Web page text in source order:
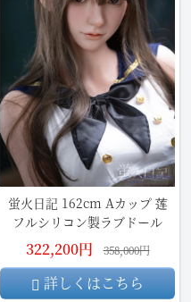
蛍火日記 162cm Aカップ 莲
フルシリコン製ラブドール
322,200円 358,000円
詳しくはこちら